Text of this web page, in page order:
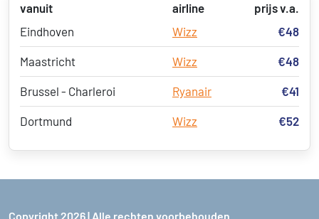
vanuit airline
prijs v.a.
Eindhoven
Wizz €48
Maastricht Wizz €48
Brussel - Charleroi Ryanair €41
Dortmund Wizz €52
Copyright 2026 | Alle rechten voorbehouden